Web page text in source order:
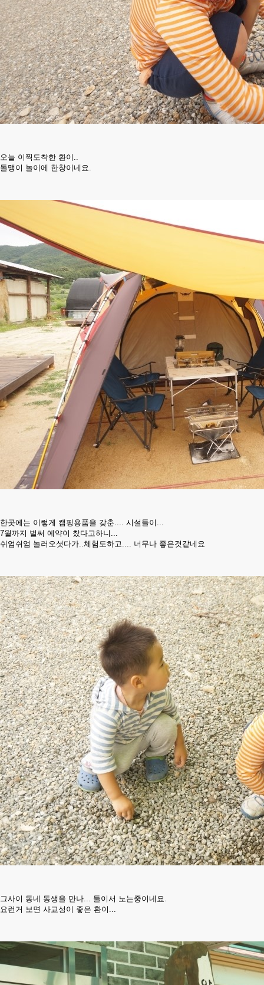
오늘 이찍도착한 환이..
돌맹이 놀이에 한창이네요.
한곳에는 이렇게 캠핑용품을 갖춘.... 시설들이...
7월까지 벌써 예약이 찼다고하니...
쉬엄쉬엄 놀러오셧다가..체험도하고.... 너무나 좋은것같네요
그사이 동네 동생을 만나... 둘이서 노는중이네요.
요런거 보면 사교성이 좋은 환이...